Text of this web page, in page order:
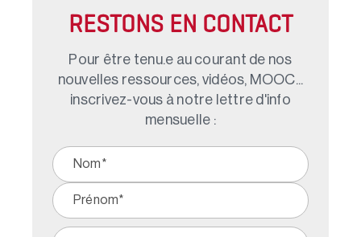
RESTONS EN CONTACT
Pour être tenu.e au courant de nos
nouvelles ressources, vidéos, MOOC...
inscrivez-vous à notre lettre d'info
mensuelle :